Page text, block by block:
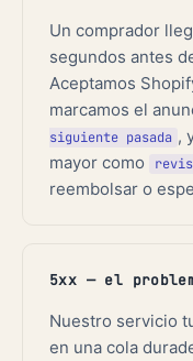
Un comprador
segundos antes
Aceptamos
marcamos el
siguiente pasada ,
mayor como
reembolsar o
5xx — el
Nuestro servicio
en una cola